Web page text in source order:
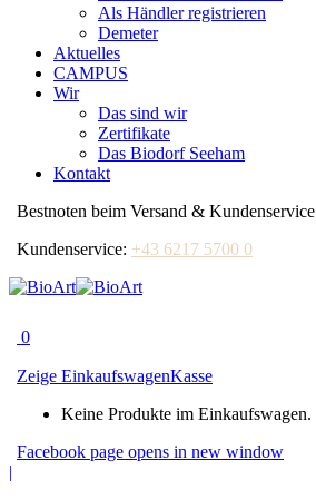
Als Händler registrieren
Demeter
Aktuelles
CAMPUS
Wir
Das sind wir
Zertifikate
Das Biodorf Seeham
Kontakt
Bestnoten beim Versand & Kundenservice
Kundenservice: +43 6217 5700 0
0
Zeige EinkaufswagenKasse
Keine Produkte im Einkaufswagen.
Facebook page opens in new window
|